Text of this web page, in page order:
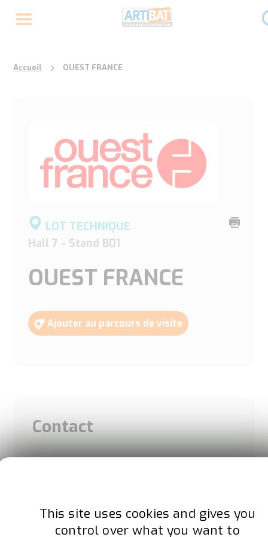
Accueil OUEST FRANCE
Imprimer
LOT TECHNIQUE
Hall 7 - Stand B01
OUEST FRANCE
Ajouter au parcours de visite
Contact
This site uses cookies and gives you
control over what you want to